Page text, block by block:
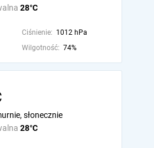
28°C
Ciśnienie: 1012 hPa
Wilgotność: 74%
28°C
słonecznie